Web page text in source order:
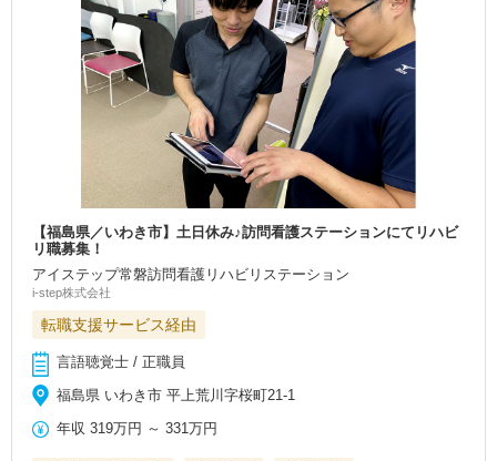
【福島県／いわき市】土日休み♪訪問看護ステーションにてリハビ
リ職募集！
アイステップ常磐訪問看護リハビリステーション
i-step株式会社
転職支援サービス経由
言語聴覚士 / 正職員
福島県 いわき市 平上荒川字桜町21-1
年収 319万円 ～331万円